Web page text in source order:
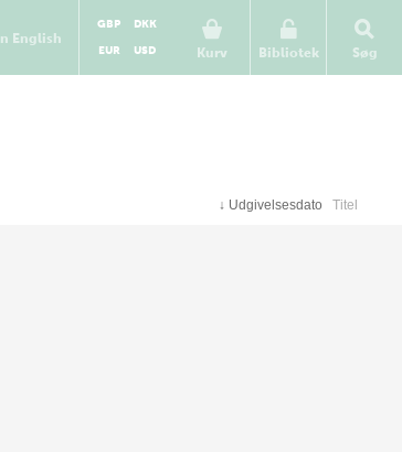
In English
Kurv
GBP
DKK
EUR
USD Bibliotek Søg
↓ Udgivelsesdato Titel